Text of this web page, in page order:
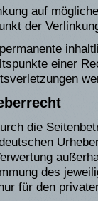
auf
der
einer
die
des
für den